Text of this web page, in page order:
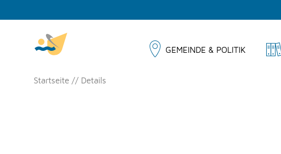
GEMEINDE & POLITIK
Startseite Details